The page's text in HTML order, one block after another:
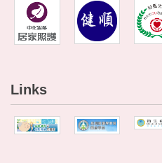
Links